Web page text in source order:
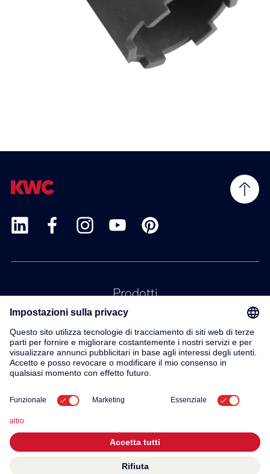
Prodotti
Servizio
Contatto
Su di noi
Protezione dei dati